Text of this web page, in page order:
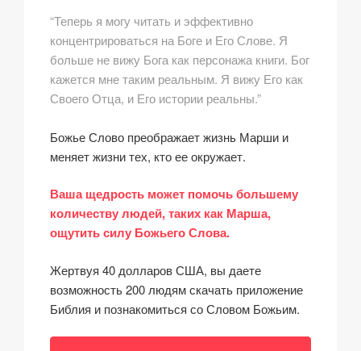
“Теперь я могу читать и эффективно
концентрироваться на Боге и Его Слове. Я
больше не вижу Бога как персонажа книги. Бог
кажется мне таким реальным. Я вижу Его как
Своего Отца, и Его истории реальны.”
Божье Слово преображает жизнь Марши и
меняет жизни тех, кто ее окружает.
Ваша щедрость может помочь большему
количеству людей, таких как Марша,
ощутить силу Божьего Слова.
Жертвуя 40 долларов США, вы даете
возможность 200 людям скачать приложение
Библия и познакомиться со Словом Божьим.